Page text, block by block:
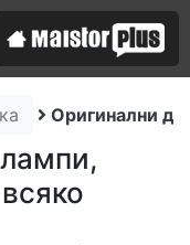
Оригинални